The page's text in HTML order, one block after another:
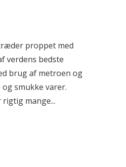
proppet med
verdens bedste
brug af metroen og
smukke varer.
mange...